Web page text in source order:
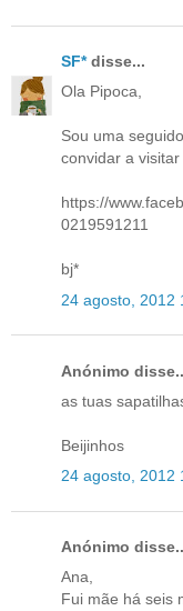
SF*disse...
Ola Pipoca,
Sou uma
convidar a
https://
0219591211
bj*
24 agosto, 2012
Anónimo
as tuas
Beijinhos
24 agosto, 2012
Anónimo
Ana,
Fui mãe há seis